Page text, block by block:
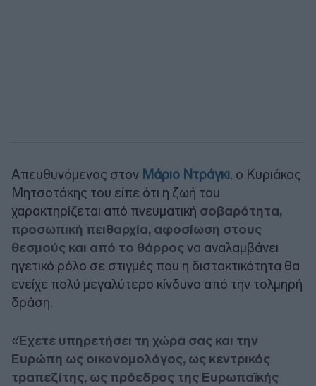
Απευθυνόμενος στον Μάριο Ντράγκι, ο Κυριάκος
Μητσοτάκης του είπε ότι η ζωή του
χαρακτηρίζεται από πνευματική σοβαρότητα,
προσωπική πειθαρχία, αφοσίωση στους
θεσμούς και από το θάρροςνα αναλαμβάνει
ηγετικό ρόλο σε στιγμές που η διστακτικότητα θα
ενείχε πολύ μεγαλύτερο κίνδυνο από την τολμηρή
δράση.
«Έχετε υπηρετήσει τη χώρα σας και την
Ευρώπη ως οικονομολόγος, ως κεντρικός
τραπεζίτης, ως πρόεδρος της Ευρωπαϊκής